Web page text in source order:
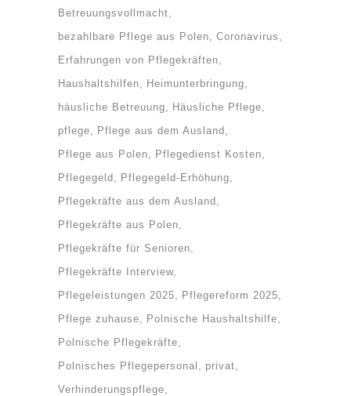
Betreuungsvollmacht
bezahlbare Pflege aus Polen
Coronavirus
Erfahrungen von Pflegekräften
Haushaltshilfen
Heimunterbringung
häusliche Betreuung
Häusliche Pflege
pflege
Pflege aus dem Ausland
Pflege aus Polen
Pflegedienst Kosten
Pflegegeld
Pflegegeld-Erhöhung
Pflegekräfte aus dem Ausland
Pflegekräfte aus Polen
Pflegekräfte für Senioren
Pflegekräfte Interview
Pflegeleistungen 2025
Pflegereform 2025
Pflege zuhause
Polnische Haushaltshilfe
Polnische Pflegekräfte
Polnisches Pflegepersonal
privat
Verhinderungspflege